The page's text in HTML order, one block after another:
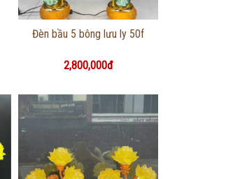
Thông tin chi tiết
Đèn bầu 5 bông lưu ly 50f
2,800,000đ